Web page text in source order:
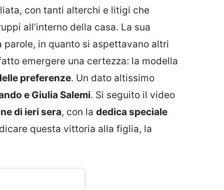
con tanti alterchi e litigi che
all’interno della casa. La sua
in quanto si aspettavano altri
emergere una certezza: la modella
preferenze. Un dato altissimo
e Giulia Salemi. Si seguito il video
di ieri sera, con la dedica speciale
questa vittoria alla figlia, la